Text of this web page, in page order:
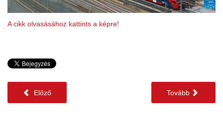
A cikk olvasásához kattints a képre!
Előző Tovább